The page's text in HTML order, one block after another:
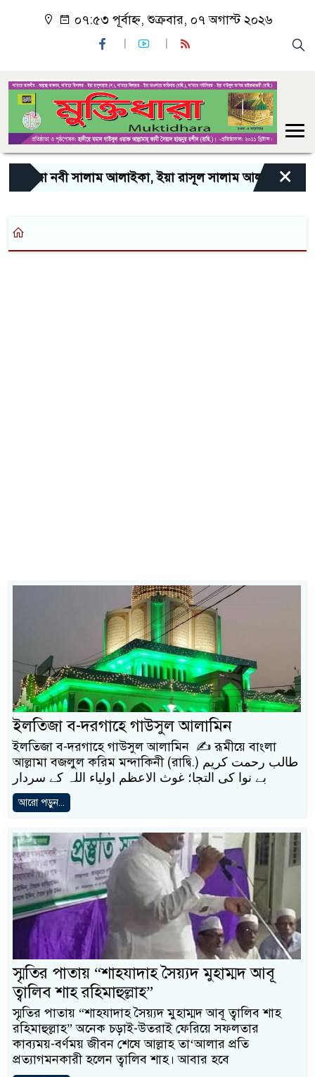
০৭:৫৩ পূর্বাহ্ন, শুক্রবার, ০৭ অগাস্ট ২০২৬
“ইয়া নবী সালাম আলাইকা, ইয়া রাসূল সালাম আলাইকা, ইয়া
×
ইলতিজা ব-দরগাহে গাউসুল আলামিন
ইলতিজা ব-দরগাহে গাউসুল আলামিন ✍️ রূমীয়ে বাংলা
আল্লামা বজলুল করিম মন্দাকিনী (রাদ্বি.) طالب رحمت کریم
بے نوا کی التجا؛ غوث الاعظم اولیاء اللہ کے سردار
আরো পড়ুন...
স্মৃতির পাতায় “শাহযাদাহ সৈয়্যদ মুহাম্মদ আবূ
ত্বালিব শাহ রহিমাহুল্লাহ”
স্মৃতির পাতায় “শাহযাদাহ সৈয়্যদ মুহাম্মদ আবূ ত্বালিব শাহ
রহিমাহুল্লাহ” অনেক চড়াই-উতরাই ফেরিয়ে সফলতার
কাব্যময়-বর্ণময় জীবন শেষে আল্লাহ তা‘আলার প্রতি
প্রত্যাগমনকারী হলেন ত্বালিব শাহ। আবার হবে